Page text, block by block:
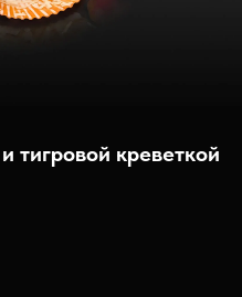
тигровой креветкой